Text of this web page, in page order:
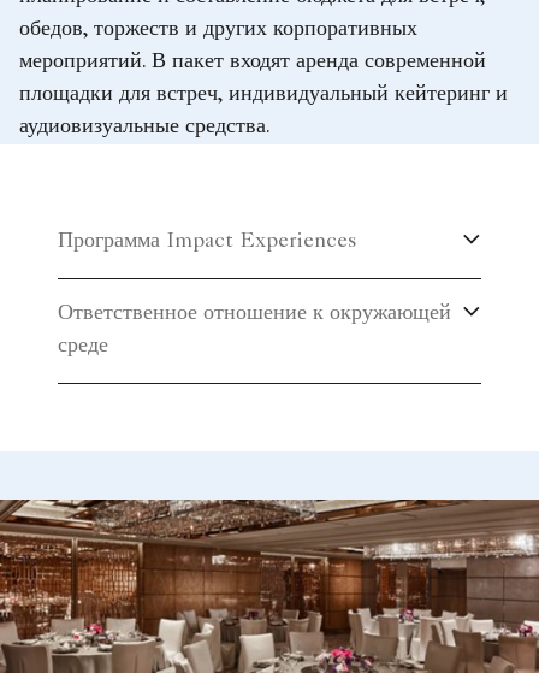
обедов, торжеств и других корпоративных
мероприятий. В пакет входят аренда современной
площадки для встреч, индивидуальный кейтеринг и
аудиовизуальные средства.
Программа Impact Experiences
Ответственное отношение к окружающей
среде